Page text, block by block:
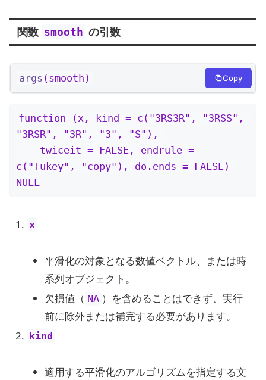
関数 smooth の引数
args (smooth) Copy
function (x, kind = c("3RS3R", "3RSS",
"3RSR", "3R", "3", "S"),
c("Tukey", "copy"), do.ends = FALSE)
NULL
x
平滑化の対象となる数値ベクトル、または時
系列オブジェクト。
欠損値（ NA ）を含めることはできず、実行
前に除外または補完する必要があります。
kind
適用する平滑化のアルゴリズムを指定する文